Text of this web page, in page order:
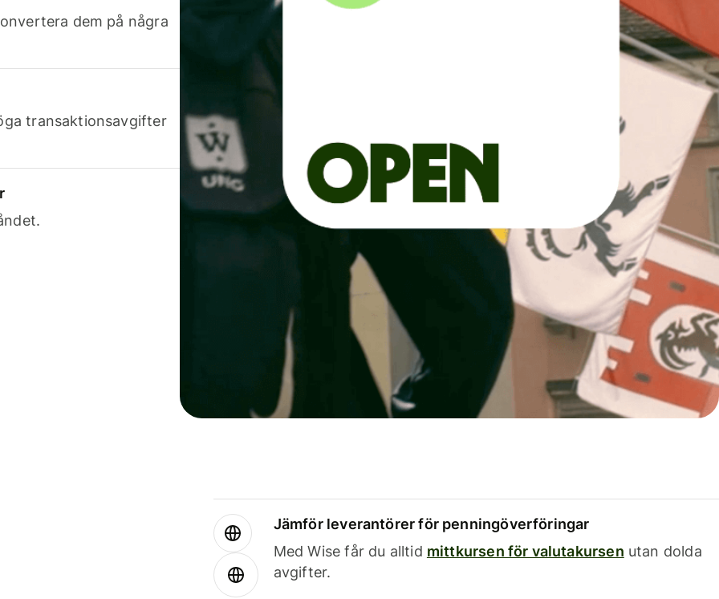
dem på några
transaktionsavgifter
Jämför leverantörer för penningöverföringar
Med Wise får du alltid mittkursen för valutakursen utan dolda
avgifter.